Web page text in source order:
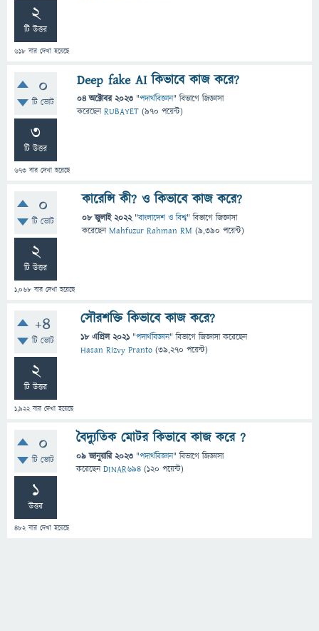
2
টি উত্তর
618 বার দেখা হয়েছে
0
টি ভোট
3
টি উত্তর
673 বার দেখা হয়েছে
Deep fake AI কিভাবে কাজ করে?
04 অক্টোবর 2023 "পদার্থবিজ্ঞান" বিভাগে জিজ্ঞাসা
করেছেনRUBAYET (970 পয়েন্ট)
0
টি ভোট
2
টি উত্তর
1,068 বার দেখা হয়েছে
কারেন্সি কী? ও কিভাবে কাজ করে?
08 জুলাই 2022 "বাংলাদেশ ও বিশ্ব" বিভাগে জিজ্ঞাসা
করেছেনMahfuzur Rahman RM (9,390 পয়েন্ট)
+4
টি ভোট
2
টি উত্তর
1,922বার দেখা হয়েছে
সৌরশক্তি কিভাবে কাজ করে?
18 এপ্রিল 2021 "পদার্থবিজ্ঞান" বিভাগে জিজ্ঞাসাকরেছেন
Hasan Rizvy Pranto (39,270 পয়েন্ট)
0
টি ভোট
1
উত্তর
482বার দেখা হয়েছে
বৈদ্যুতিক মোটর কিভাবে কাজ করে ?
09 জানুয়ারি 2023 "পদার্থবিজ্ঞান" বিভাগে জিজ্ঞাসা
করেছেনDINAR694 (120 পয়েন্ট)